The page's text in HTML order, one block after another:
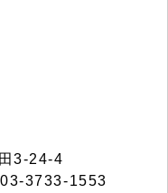
3-24-4
3733-1553